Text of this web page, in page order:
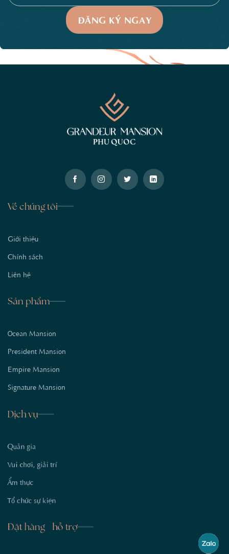
Về chúng tôi
Giới thiệu
Chính sách
Liên hệ
Sản phẩm
Ocean Mansion
President Mansion
Empire Mansion
Signature Mansion
Dịch vụ
Quản gia
Vui chơi, giải trí
Ẩm thực
Tổ chức sự kiện
Đặt hàng - hỗ trợ